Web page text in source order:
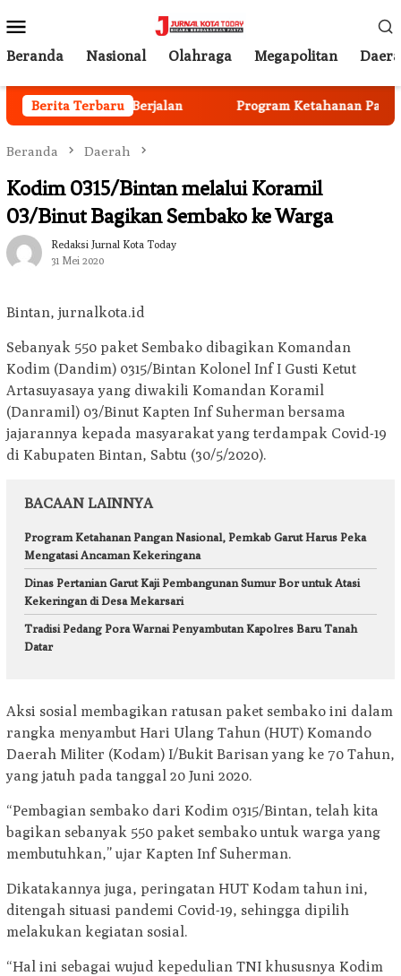
ke
kontenMobile
Beranda Nasional Olahraga Megapolitan
Berita Terbaru
Anggota Mulai Berjalan Program Ketahanan Pangan
Beranda Daerah
Kodim 0315/Bintan melalui Koramil
03/Binut Bagikan Sembako ke Warga
Redaksi Jurnal Kota Today
31 Mei 2020
Bintan, jurnalkota.id
Sebanyak 550 paket Sembako dibagikan Komandan
Kodim (Dandim) 0315/Bintan Kolonel Inf I Gusti Ketut
Artasuyasaya yang diwakili Komandan Koramil
(Danramil) 03/Binut Kapten Inf Suherman bersama
jajarannya kepada masyarakat yang terdampak Covid-19
di Kabupaten Bintan, Sabtu (30/5/2020).
BACAAN LAINNYA
Program Ketahanan Pangan Nasional, Pemkab Garut Harus Peka
Mengatasi Ancaman Kekeringana
Dinas Pertanian Garut Kaji Pembangunan Sumur Bor untuk Atasi
Kekeringan di Desa Mekarsari
Tradisi Pedang Pora Warnai Penyambutan Kapolres Baru Tanah
Datar
Aksi sosial membagikan ratusan paket sembako ini dalam
rangka menyambut Hari Ulang Tahun (HUT) Komando
Daerah Militer (Kodam) I/Bukit Barisan yang ke 70 Tahun,
yang jatuh pada tanggal 20 Juni 2020.
“Pembagian sembako dari Kodim 0315/Bintan, telah kita
bagikan sebanyak 550 paket sembako untuk warga yang
membutuhkan,” ujar Kapten Inf Suherman.
Dikatakannya juga, peringatan HUT Kodam tahun ini,
ditengah situasi pandemi Covid-19, sehingga dipilih
melakukan kegiatan sosial.
“Hal ini sebagai wujud kepedulian TNI khususnya Kodim